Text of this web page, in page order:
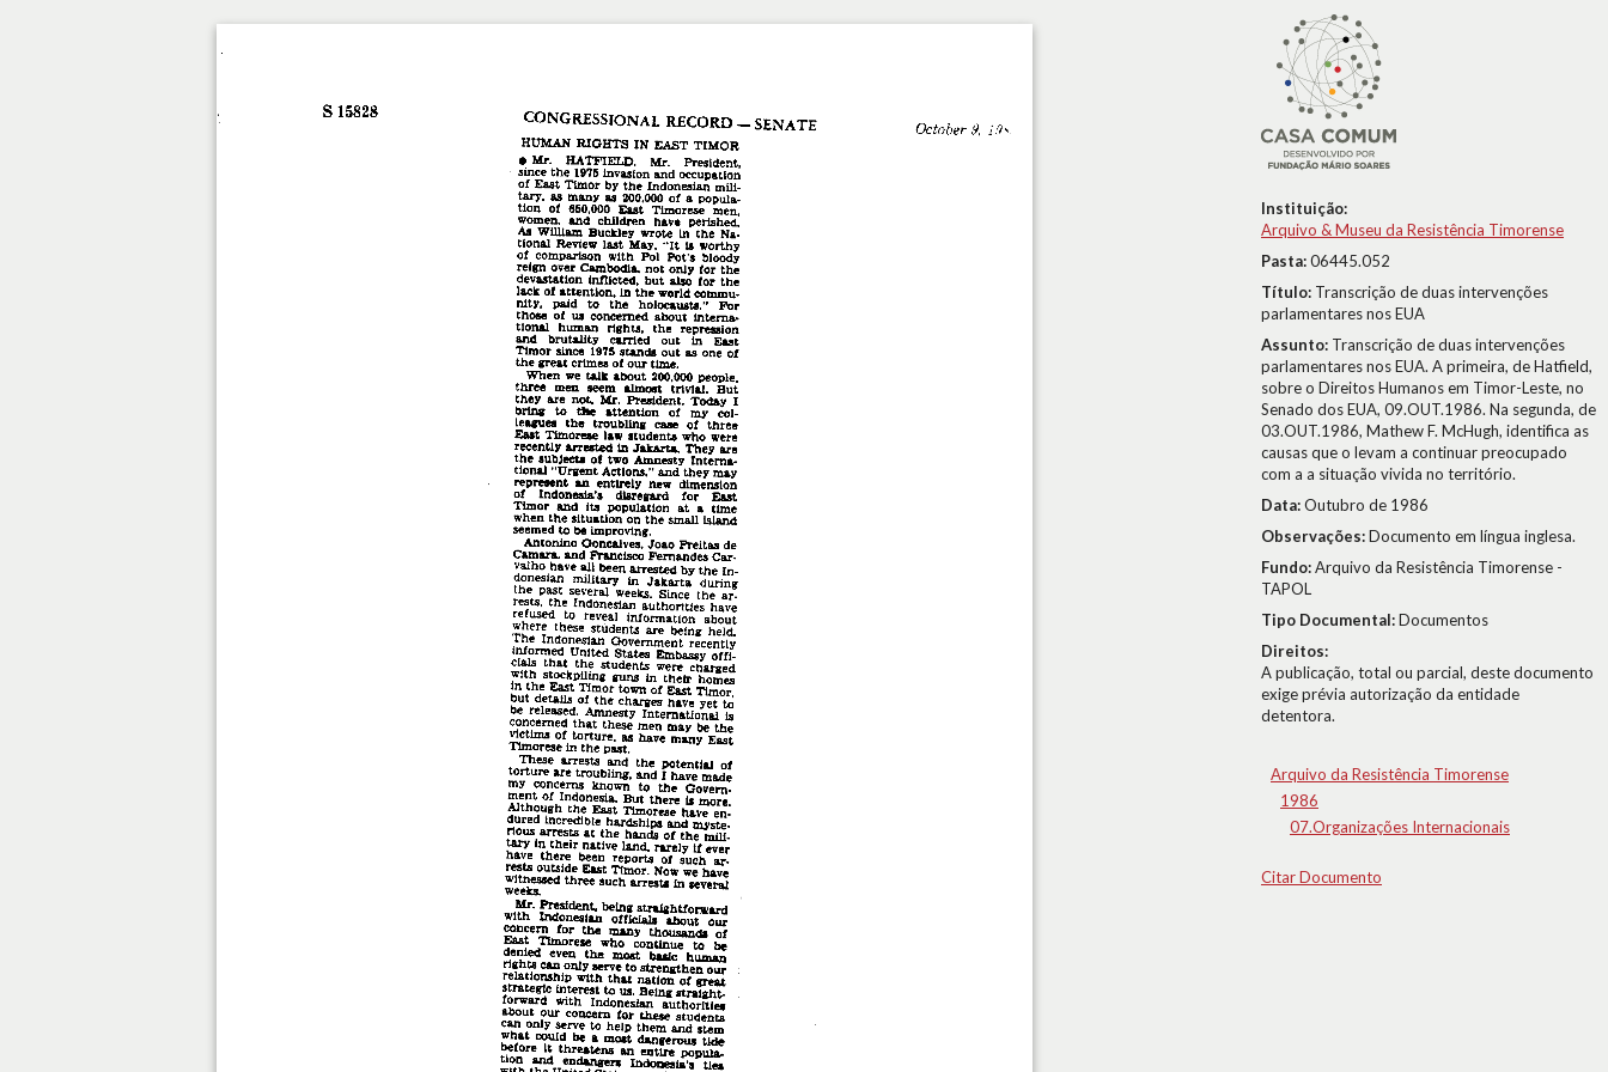
Instituição:
Arquivo & Museu da Resistência Timorense
Pasta:06445.052
Título: Transcrição de duas intervenções
parlamentares nos EUA
Assunto: Transcrição de duas intervenções
parlamentares nos EUA. A primeira, de Hatfield,
sobre o Direitos Humanos em Timor-Leste, no
Senado dos EUA, 09.OUT.1986. Na segunda, de
03.OUT.1986, Mathew F. McHugh, identifica as
causas que o levam a continuar preocupado
com a a situação vivida no território.
Data:Outubro de 1986
Observações:Documento em língua inglesa.
Fundo:Arquivo da Resistência Timorense -
TAPOL
Tipo Documental:Documentos
Direitos:
A publicação, total ou parcial, deste documento
exige prévia autorização da entidade
detentora.
Arquivo da Resistência Timorense
1986
07.Organizações Internacionais
Citar Documento